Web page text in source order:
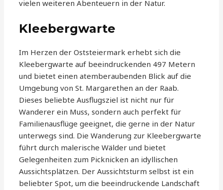
vielen weiteren Abenteuern in der Natur.
Kleebergwarte
Im Herzen der Oststeiermark erhebt sich die
Kleebergwarte auf beeindruckenden 497 Metern
und bietet einen atemberaubenden Blick auf die
Umgebung von St. Margarethen an der Raab.
Dieses beliebte Ausflugsziel ist nicht nur für
Wanderer ein Muss, sondern auch perfekt für
Familienausflüge geeignet, die gerne in der Natur
unterwegs sind. Die Wanderung zur Kleebergwarte
führt durch malerische Wälder und bietet
Gelegenheiten zum Picknicken an idyllischen
Aussichtsplätzen. Der Aussichtsturm selbst ist ein
beliebter Spot, um die beeindruckende Landschaft